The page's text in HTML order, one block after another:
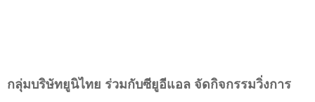
กลุ่มบริษัทยูนิไทย ร่วมกับซียูอีแอล จัดกิจกรรมวิ่งการ